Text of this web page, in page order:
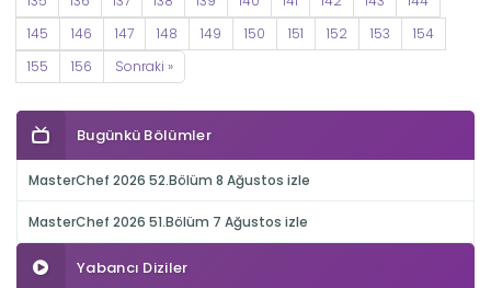
145
146 147 148 149 150 151 152 153
154
155
156 Sonraki »
Bugünkü Bölümler
MasterChef 2026 52.Bölüm 8 Ağustos izle
MasterChef 2026 51.Bölüm 7 Ağustos izle
Yabancı Diziler